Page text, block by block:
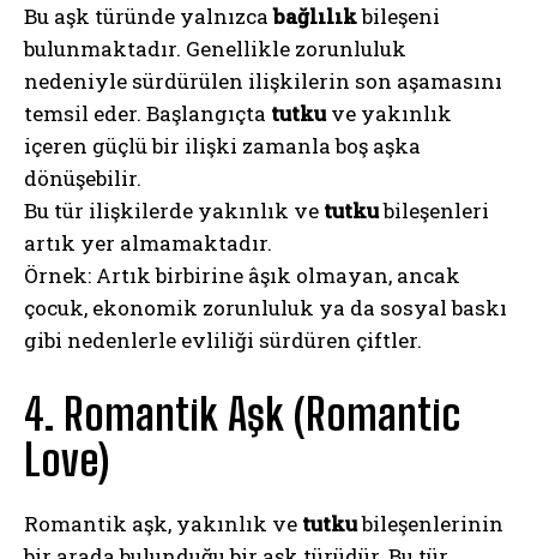
Bu aşk türünde yalnızcabağlılıkbileşeni
bulunmaktadır. Genellikle zorunluluk
nedeniyle sürdürülen ilişkilerin son aşamasını
temsil eder. Başlangıçta tutkuve yakınlık
içeren güçlü bir ilişki zamanla boş aşka
dönüşebilir.
Bu tür ilişkilerde yakınlık ve tutkubileşenleri
artık yer almamaktadır.
Örnek: Artık birbirine âşık olmayan, ancak
çocuk, ekonomik zorunluluk ya da sosyal baskı
gibi nedenlerle evliliği sürdüren çiftler.
4. Romantik Aşk (Romantic
Love)
Romantik aşk, yakınlık ve tutkubileşenlerinin